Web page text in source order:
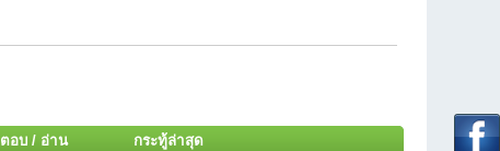
ตอบ/ อ่าน
กระทู้ล่าสุด